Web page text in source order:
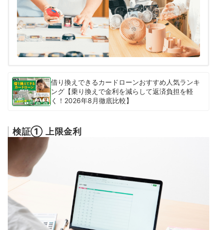
借り換えできるカードローンおすすめ人気ランキ
ング【乗り換えで金利を減らして返済負担を軽
く！2026年8月徹底比較】
検証① 上限金利